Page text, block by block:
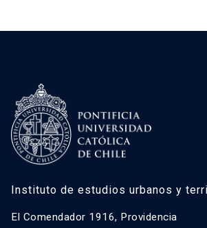
Instituto de estudios urbanos y
El Comendador 1916, Providencia